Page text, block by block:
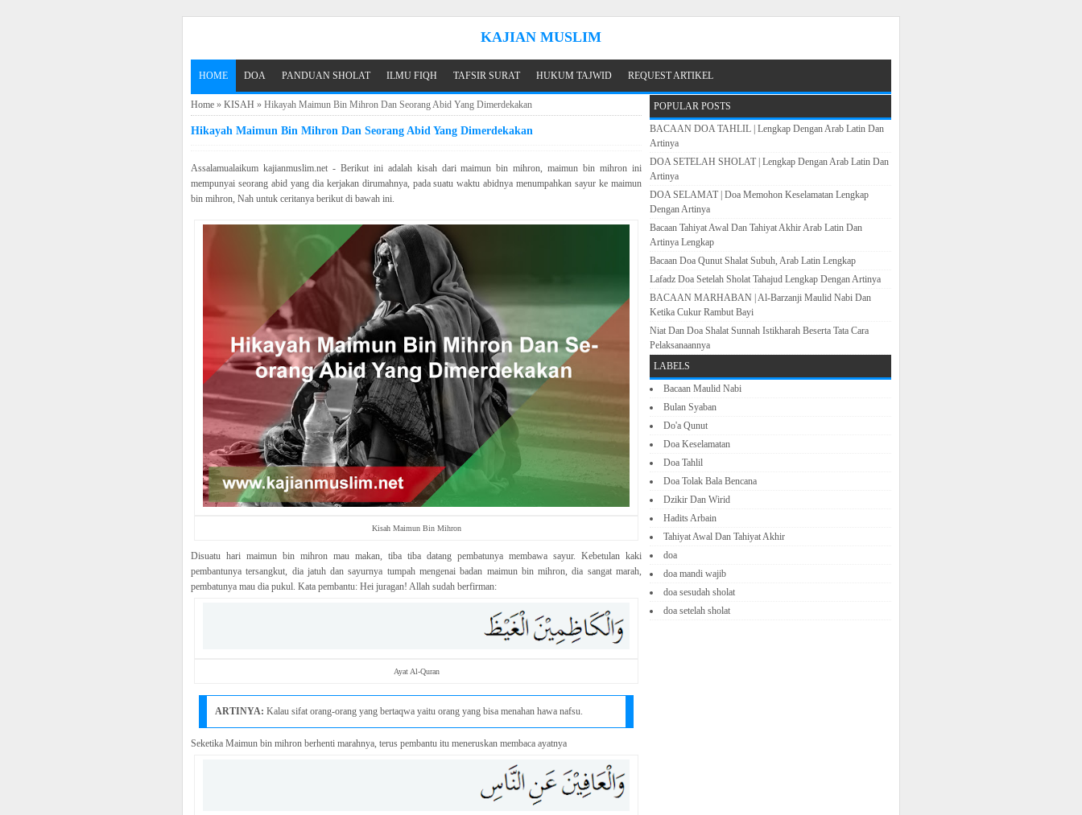
KAJIAN MUSLIM
HOME DOA PANDUAN SHOLAT ILMU FIQH TAFSIR SURAT HUKUM TAJWID REQUEST ARTIKEL
Home » KISAH » Hikayah Maimun Bin Mihron Dan Seorang Abid Yang Dimerdekakan
Hikayah Maimun Bin Mihron Dan Seorang Abid Yang Dimerdekakan
Assalamualaikum kajianmuslim.net - Berikut ini adalah kisah dari maimun bin mihron, maimun bin mihron ini
mempunyai seorang abid yang dia kerjakan dirumahnya, pada suatu waktu abidnya menumpahkan sayur ke maimun
bin mihron, Nah untuk ceritanya berikut di bawah ini.
Kisah Maimun Bin Mihron
Disuatu hari maimun bin mihron mau makan, tiba tiba datang pembatunya membawa sayur. Kebetulan kaki
pembantunya tersangkut, dia jatuh dan sayurnya tumpah mengenai badan maimun bin mihron, dia sangat marah,
pembatunya mau dia pukul. Kata pembantu: Hei juragan! Allah sudah berfirman:
Ayat Al-Quran
ARTINYA: Kalau sifat orang-orang yang bertaqwa yaitu orang yang bisa menahan hawa nafsu.
Seketika Maimun bin mihron berhenti marahnya, terus pembantu itu meneruskan membaca ayatnya
POPULAR POSTS
BACAAN DOA TAHLIL | Lengkap Dengan Arab Latin Dan
Artinya
DOA SETELAH SHOLAT | Lengkap Dengan Arab Latin Dan
Artinya
DOA SELAMAT | Doa Memohon Keselamatan Lengkap
Dengan Artinya
Bacaan Tahiyat Awal Dan Tahiyat Akhir Arab Latin Dan
Artinya Lengkap
Bacaan Doa Qunut Shalat Subuh, Arab Latin Lengkap
Lafadz Doa Setelah Sholat Tahajud Lengkap Dengan Artinya
BACAAN MARHABAN | Al-Barzanji Maulid Nabi Dan
Ketika Cukur Rambut Bayi
Niat Dan Doa Shalat Sunnah Istikharah Beserta Tata Cara
Pelaksanaannya
LABELS
Bacaan Maulid Nabi
Bulan Syaban
Do'a Qunut
Doa Keselamatan
Doa Tahlil
Doa Tolak Bala Bencana
Dzikir Dan Wirid
Hadits Arbain
Tahiyat Awal Dan Tahiyat Akhir
doa
doa mandi wajib
doa sesudah sholat
doa setelah sholat